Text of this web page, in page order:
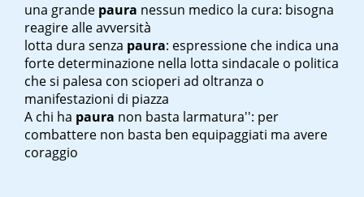
una grande paura nessun medico la cura: bisogna
reagire alle avversità
lotta dura senza paura: espressione che indica una
forte determinazione nella lotta sindacale o politica
che si palesa con scioperi ad oltranza o
manifestazioni di piazza
A chi ha paura non basta larmatura'': per
combattere non basta ben equipaggiati ma avere
coraggio